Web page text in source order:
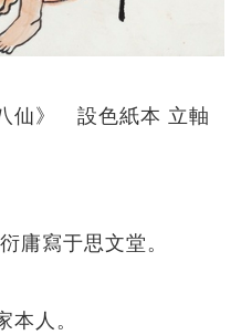
仙》 設色紙本 立軸
庸寫于思文堂。
人。